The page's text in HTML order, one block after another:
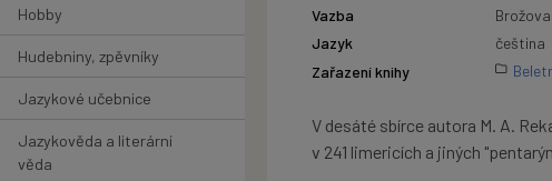
Hobby
Hudebniny, zpěvníky
Jazykové učebnice
Jazykověda a literární
věda
Vazba
Jazyk
čeština
Zařazení knihy
V desáté sbírce autora M. A.
v 241 limericích a jiných